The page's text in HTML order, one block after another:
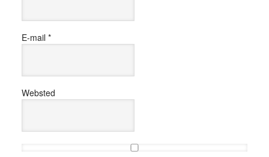
E-mail *
Websted